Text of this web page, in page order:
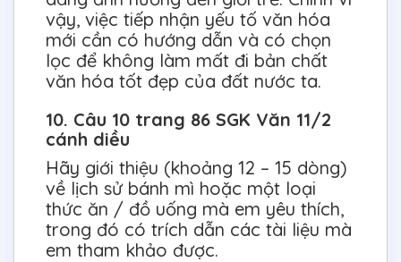
vậy, việc tiếp nhận yếu tố văn hóa
mới cần có hướng dẫn và có chọn
lọc để không làm mất đi bản chất
văn hóa tốt đẹp của đất nước ta.
10. Câu 10 trang 86 SGK Văn 11/2
cánh diều
Hãy giới thiệu (khoảng 12 – 15 dòng)
về lịch sử bánh mì hoặc một loại
thức ăn / đồ uống mà em yêu thích,
trong đó có trích dẫn các tài liệu mà
em tham khảo được.